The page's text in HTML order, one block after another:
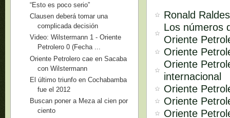
Ronald
Los números
Oriente
Oriente
Oriente
internacional
Oriente
Oriente
Oriente
“Esto es poco serio”
Clausen deberá tomar una
complicada decisión
Video: Wilstermann 1 - Oriente
Petrolero 0 (Fecha ...
Oriente Petrolero cae en Sacaba
con Wilstermann
El último triunfo en Cochabamba
fue el 2012
Buscan poner a Meza al cien por
ciento